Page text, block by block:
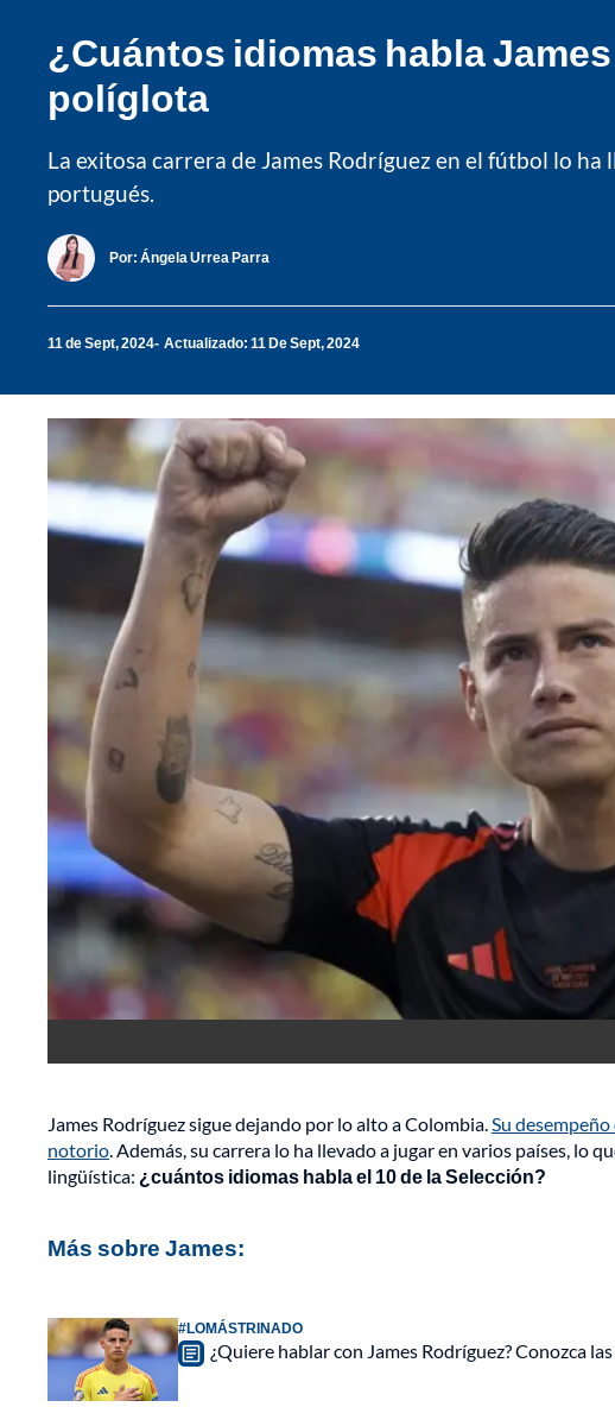
¿Cuántos idiomas habla
políglota
La exitosa carrera de James Rodríguez en el fútbol lo
portugués.
Por: Ángela Urrea Parra
11 de Sept, 2024 Actualizado: 11 De Sept, 2024
James Rodríguez sigue dejando por lo alto a Colombia.Su
notorio. Además, su carrera lo ha llevado a jugar en varios países, lo
lingüística: ¿cuántos idiomas habla el 10 de la Selección?
Más sobre James:
#LOMÁSTRINADO
¿Quiere hablar con James Rodríguez? Conozca